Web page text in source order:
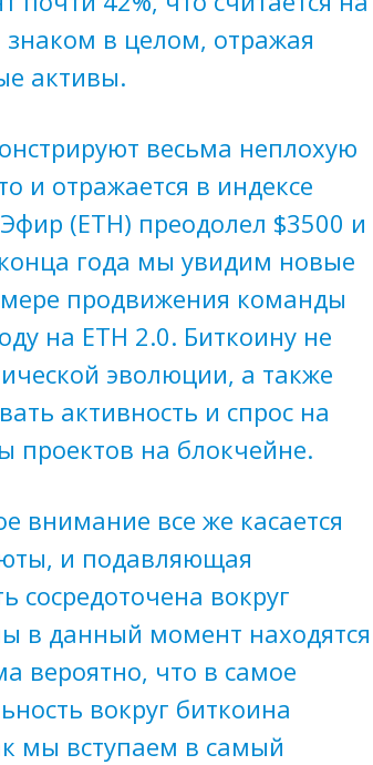
в целом, отражая
активы.
весьма неплохую
и отражается в индексе
(ETH) преодолел $3500 и
года мы увидим новые
продвижения команды
на ETH 2.0. Биткоину не
эволюции, а также
активность и спрос на
проектов на блокчейне.
внимание все же касается
и подавляющая
сосредоточена вокруг
в данный момент находятся
вероятно, что в самое
вокруг биткоина
мы вступаем в самый